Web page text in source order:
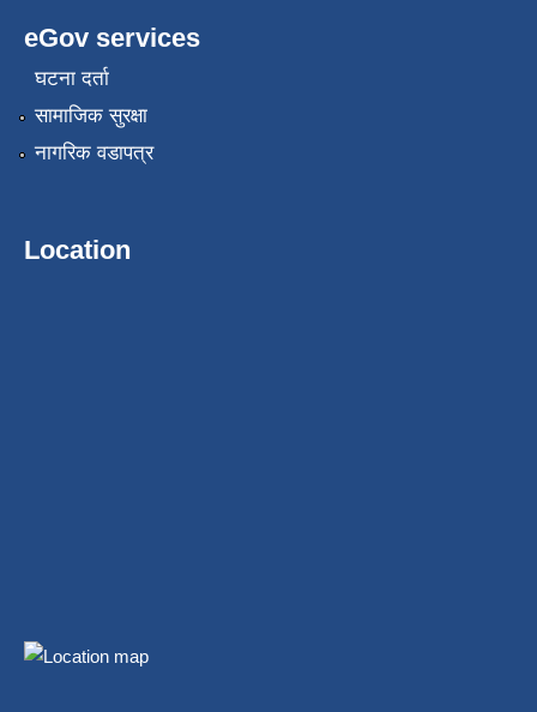
eGov services
घटना दर्ता
सामाजिक सुरक्षा
नागरिक वडापत्र
Location